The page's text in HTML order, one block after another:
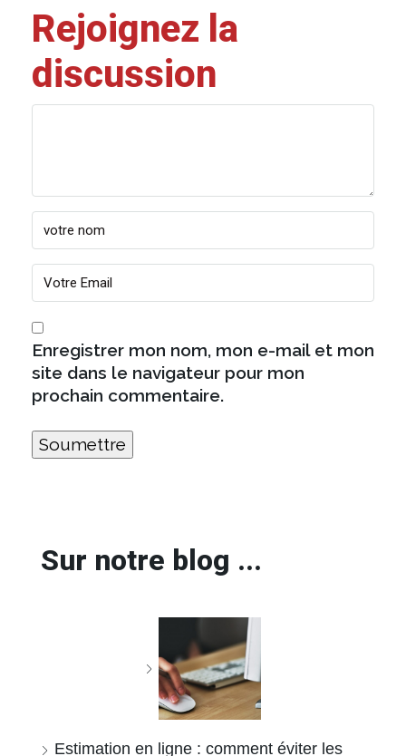
Rejoignez la
discussion
Enregistrer mon nom, mon e-mail et mon
site dans le navigateur pour mon
prochain commentaire.
Sur notre blog ...
Estimation en ligne : comment éviter les